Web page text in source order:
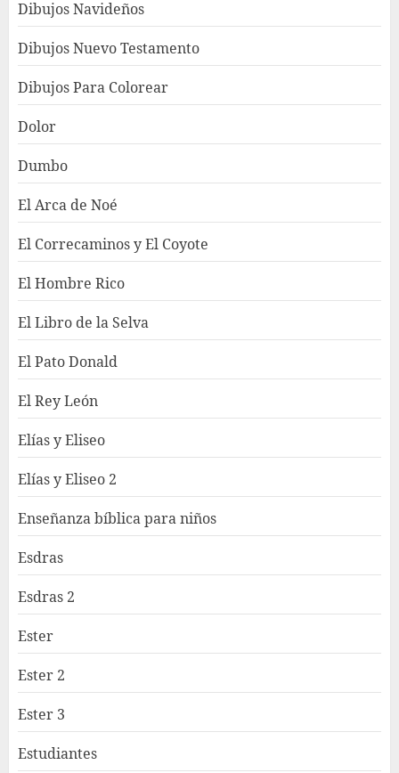
Dibujos Navideños
Dibujos Nuevo Testamento
Dibujos Para Colorear
Dolor
Dumbo
El Arca de Noé
El Correcaminos y El Coyote
El Hombre Rico
El Libro de la Selva
El Pato Donald
El Rey León
Elías y Eliseo
Elías y Eliseo 2
Enseñanza bíblica para niños
Esdras
Esdras 2
Ester
Ester 2
Ester 3
Estudiantes